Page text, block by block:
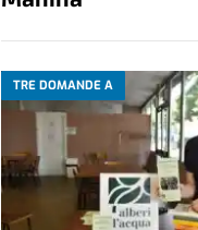
TRE DOMANDE A